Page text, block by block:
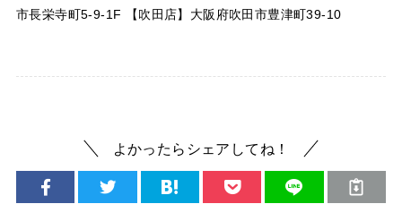
市長栄寺町5-9-1F 【吹田店】大阪府吹田市豊津町39-10
よかったらシェアしてね！